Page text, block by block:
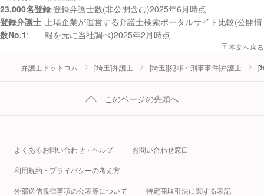
23,000名登録 登録弁護士数(非公開含む)2025年6月時点
登録弁護士
数No.1
上場企業が運営する弁護士検索ポータルサイト比較(公開情
報を元に当社調べ)2025年2月時点
本文へ戻る
弁護士ドットコム [埼玉]弁護士 [埼玉][犯罪・刑事事件]弁護士 [
このページの先頭へ
よくあるお問い合わせ・ヘルプ お問い合わせ窓口
利用規約・プライバシーの考え方
外部送信規律事項の公表等について 特定商取引法に関する表記